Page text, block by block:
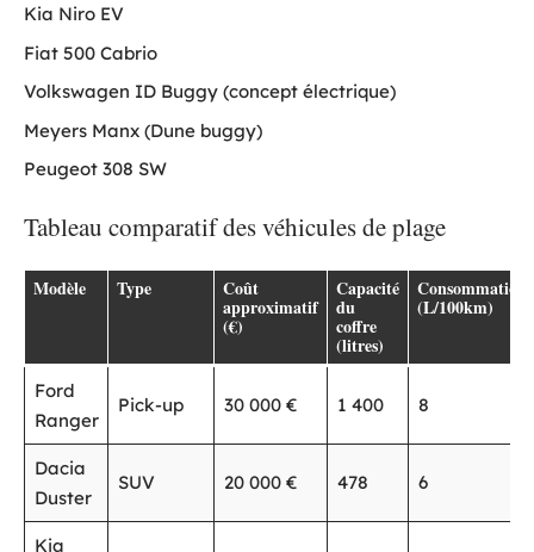
Kia Niro EV
Fiat 500 Cabrio
Volkswagen ID Buggy (concept électrique)
Meyers Manx (Dune buggy)
Peugeot 308 SW
Tableau comparatif des véhicules de plage
Modèle Type Coût
approximatif
(€)
Capacité
du
coffre
(litres)
Consommation
(L/100km)
Ford
Ranger
Pick-up 30 000 € 1 400 8
Dacia
Duster
SUV 20 000 € 478 6
Kia